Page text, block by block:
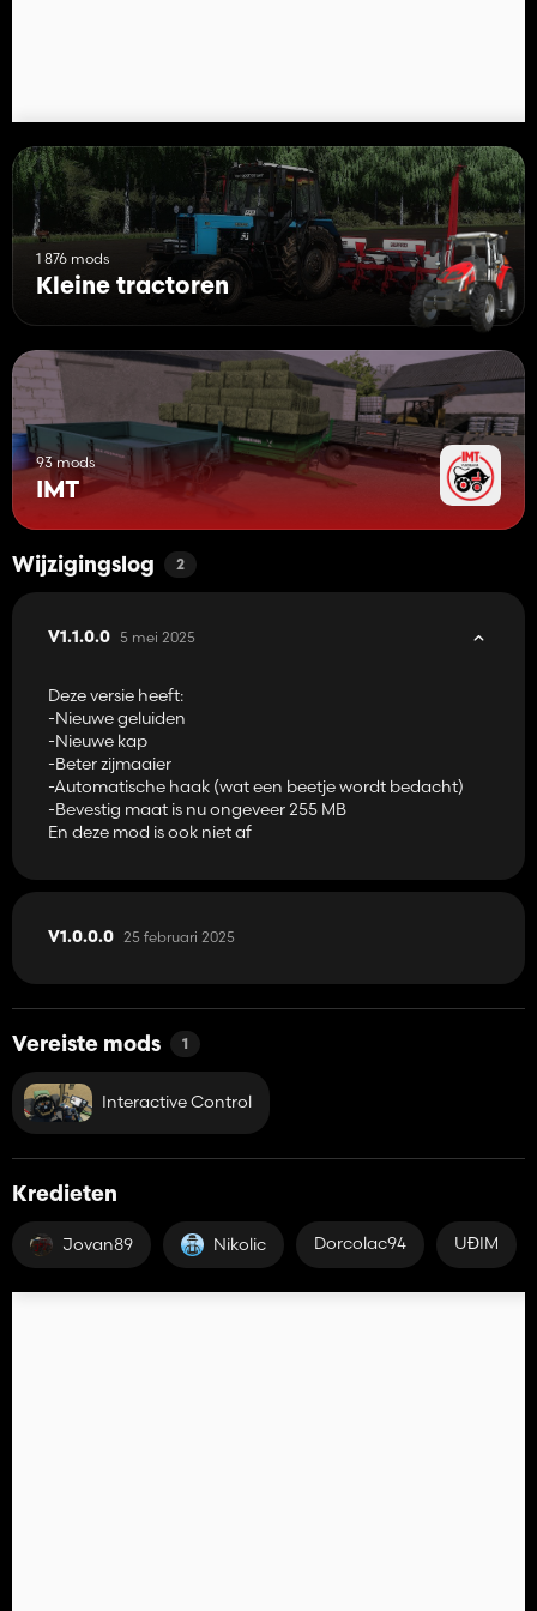
1 876 mods
Kleine tractoren
93 mods
IMT
Wijzigingslog 2
V1.1.0.0 5 mei 2025
Deze versie heeft:
-Nieuwe geluiden
-Nieuwe kap
-Beter zijmaaier
-Automatische haak (wat een beetje wordt bedacht)
-Bevestig maat is nu ongeveer 255 MB
En deze mod is ook niet af
V1.0.0.0 25 februari 2025
Vereiste mods 1
Interactive Control
Kredieten
Jovan89 Nikolic Dorcolac94 UĐIM